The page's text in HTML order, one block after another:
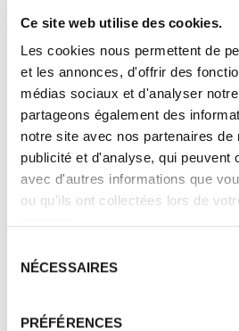
Ce site web utilise des cookies.
Les cookies nous permettent de
et les annonces, d'offrir des
médias sociaux et d'analyser
partageons également des
notre site avec nos partenaires de
publicité et d'analyse, qui peuvent
avec d'autres informations que
ou qu'ils ont collectées lors de
NÉCESSAIRES
PRÉFÉRENCES
Alternance pigeage,
délestage
Macération à froid
Fermentation naturelle 3
Débourbage 10 jours
Levures indigènes
Élevage :
10 mois, 50% en fûts de
au domaine
plus de 10 ans